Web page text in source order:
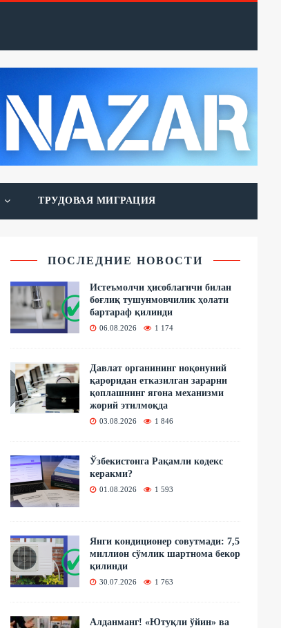
ТРУДОВАЯ МИГРАЦИЯ
ПОСЛЕДНИЕ НОВОСТИ
Истеъмолчи ҳисоблагичи билан
боғлиқ тушунмовчилик ҳолати
бартараф қилинди
06.08.2026 1 174
Давлат органининг ноқонуний
қароридан етказилган зарарни
қоплашнинг ягона механизми
жорий этилмоқда
03.08.2026 1 846
Ўзбекистонга Рақамли кодекс
керакми?
01.08.2026 1 593
Янги кондиционер совутмади: 7,5
миллион сўмлик шартнома бекор
қилинди
30.07.2026 1 763
Алданманг! «Ютуқли ўйин» ва